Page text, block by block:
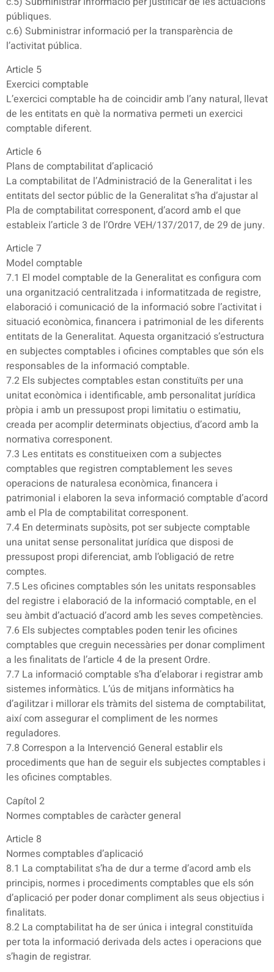
públiques.
c.6) Subministrar informació per la transparència de
l’activitat pública.
Article 5
Exercici comptable
L’exercici comptable ha de coincidir amb l’any natural, llevat
de les entitats en què la normativa permeti un exercici
comptable diferent.
Article 6
Plans de comptabilitat d’aplicació
La comptabilitat de l’Administració de la Generalitat i les
entitats del sector públic de la Generalitat s’ha d’ajustar al
Pla de comptabilitat corresponent, d’acord amb el que
estableix l’article 3 de l’Ordre VEH/137/2017, de 29 de juny.
Article 7
Model comptable
7.1 El model comptable de la Generalitat es configura com
una organització centralitzada i informatitzada de registre,
elaboració i comunicació de la informació sobre l’activitat i
situació econòmica, financera i patrimonial de les diferents
entitats de la Generalitat. Aquesta organització s’estructura
en subjectes comptables i oficines comptables que són els
responsables de la informació comptable.
7.2 Els subjectes comptables estan constituïts per una
unitat econòmica i identificable, amb personalitat jurídica
pròpia i amb un pressupost propi limitatiu o estimatiu,
creada per acomplir determinats objectius, d’acord amb la
normativa corresponent.
7.3 Les entitats es constitueixen com a subjectes
comptables que registren comptablement les seves
operacions de naturalesa econòmica, financera i
patrimonial i elaboren la seva informació comptable d’acord
amb el Pla de comptabilitat corresponent.
7.4 En determinats supòsits, pot ser subjecte comptable
una unitat sense personalitat jurídica que disposi de
pressupost propi diferenciat, amb l’obligació de retre
comptes.
7.5 Les oficines comptables són les unitats responsables
del registre i elaboració de la informació comptable, en el
seu àmbit d’actuació d’acord amb les seves competències.
7.6 Els subjectes comptables poden tenir les oficines
comptables que creguin necessàries per donar compliment
a les finalitats de l’article 4 de la present Ordre.
7.7 La informació comptable s’ha d’elaborar i registrar amb
sistemes informàtics. L’ús de mitjans informàtics ha
d’agilitzar i millorar els tràmits del sistema de comptabilitat,
així com assegurar el compliment de les normes
reguladores.
7.8 Correspon a la Intervenció General establir els
procediments que han de seguir els subjectes comptables i
les oficines comptables.
Capítol 2
Normes comptables de caràcter general
Article 8
Normes comptables d’aplicació
8.1 La comptabilitat s’ha de dur a terme d’acord amb els
principis, normes i procediments comptables que els són
d’aplicació per poder donar compliment als seus objectius i
finalitats.
8.2 La comptabilitat ha de ser única i integral constituïda
per tota la informació derivada dels actes i operacions que
s’hagin de registrar.